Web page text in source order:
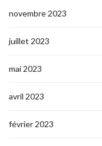
novembre 2023
juillet 2023
mai 2023
avril 2023
février 2023